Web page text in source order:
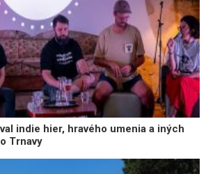
indie hier, hravého umenia a iných
Trnavy